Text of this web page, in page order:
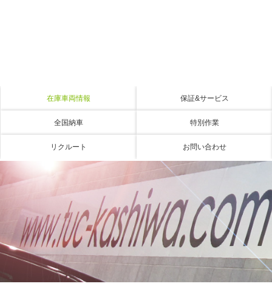
在庫車両情報 保証&サービス
全国納車 特別作業
リクルート お問い合わせ